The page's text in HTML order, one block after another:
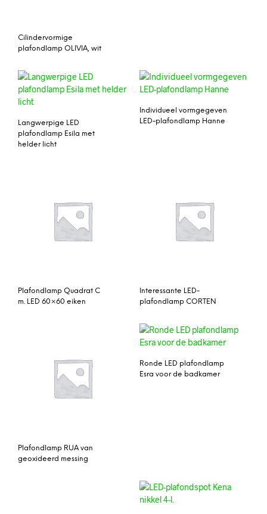
Cilindervormige
plafondlamp OLIVIA, wit
Langwerpige LED
plafondlamp Esila met
helder licht
Individueel vormgegeven
LED-plafondlamp Hanne
Plafondlamp Quadrat C
m. LED 60×60 eiken
Interessante LED-
plafondlamp CORTEN
Plafondlamp RUA van
geoxideerd messing
Ronde LED plafondlamp
Esra voor de badkamer